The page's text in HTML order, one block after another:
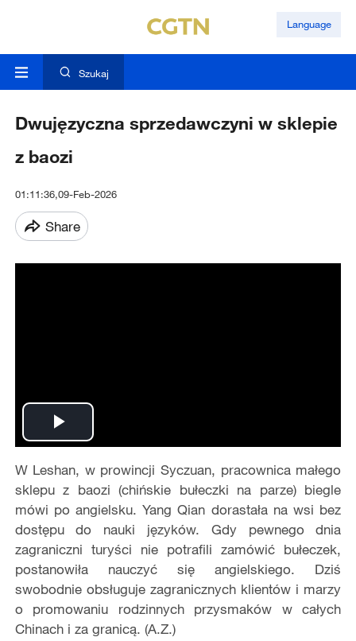
Language
Szukaj
Dwujęzyczna sprzedawczyni w sklepie
z baozi
01:11:36,09-Feb-2026
Share
Play
Video
W Leshan, w prowincji Syczuan, pracownica małego
sklepu z baozi (chińskie bułeczki na parze) biegle
mówi po angielsku. Yang Qian dorastała na wsi bez
dostępu do nauki języków. Gdy pewnego dnia
zagraniczni turyści nie potrafili zamówić bułeczek,
postanowiła nauczyć się angielskiego. Dziś
swobodnie obsługuje zagranicznych klientów i marzy
o promowaniu rodzinnych przysmaków w całych
Chinach i za granicą. (A.Z.)